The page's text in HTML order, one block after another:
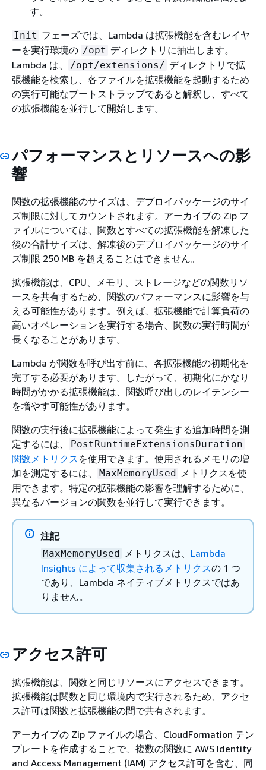
す。
Init フェーズでは、Lambda は拡張機能を含むレイヤ
ーを実行環境の /opt ディレクトリに抽出します。
Lambda は、
/opt/extensions/ ディレクトリで拡
張機能を検索し、各ファイルを拡張機能を起動するため
の実行可能なブートストラップであると解釈し、すべて
の拡張機能を並行して開始します。
パフォーマンスとリソースへの影
響
関数の拡張機能のサイズは、デプロイパッケージのサイ
ズ制限に対してカウントされます。アーカイブの Zip フ
ァイルについては、関数とすべての拡張機能を解凍した
後の合計サイズは、解凍後のデプロイパッケージのサイ
ズ制限 250 MB を超えることはできません。
拡張機能は、CPU、メモリ、ストレージなどの関数リソ
ースを共有するため、関数のパフォーマンスに影響を与
える可能性があります。例えば、拡張機能で計算負荷の
高いオペレーションを実行する場合、関数の実行時間が
長くなることがあります。
Lambda が関数を呼び出す前に、各拡張機能の初期化を
完了する必要があります。したがって、初期化にかなり
時間がかかる拡張機能は、関数呼び出しのレイテンシー
を増やす可能性があります。
関数の実行後に拡張機能によって発生する追加時間を測
定するには、
PostRuntimeExtensionsDuration
関数メトリクス を使用できます。使用されるメモリの増
加を測定するには、
MaxMemoryUsed メトリクスを使
用できます。特定の拡張機能の影響を理解するために、
異なるバージョンの関数を並行して実行できます。
注記
MaxMemoryUsed メトリクスは、 Lambda
Insights によって収集されるメトリクスの 1 つ
であり、Lambda ネイティブメトリクスではあ
りません。
アクセス許可
拡張機能は、関数と同じリソースにアクセスできます。
拡張機能は関数と同じ環境内で実行されるため、アクセ
ス許可は関数と拡張機能の間で共有されます。
アーカイブの Zip ファイルの場合、CloudFormation テン
プレートを作成することで、複数の関数に AWS Identity
and Access Management (IAM) アクセス許可を含む、同